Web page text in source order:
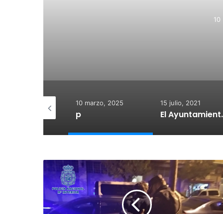
15 julio, 2021
El Ayuntamiento de Calahorra convoca subvenciones para la adquisión de medidores de CO2
15 julio,